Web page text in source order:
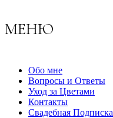
МЕНЮ
Обо мне
Вопросы и Ответы
Уход за Цветами
Контакты
Свадебная Подписка